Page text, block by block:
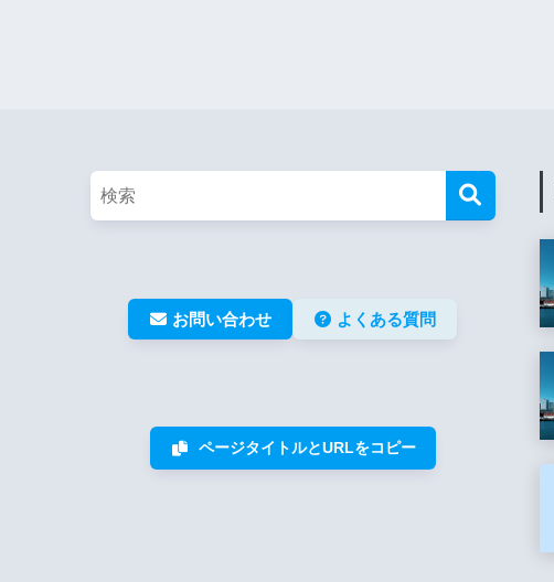
お問い合わせ よくある質問
ページタイトルとURLをコピー